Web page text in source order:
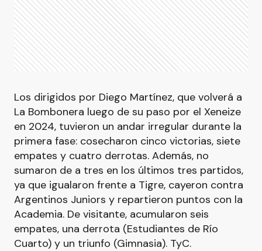
Los dirigidos por Diego Martínez, que volverá a
La Bombonera luego de su paso por el Xeneize
en 2024, tuvieron un andar irregular durante la
primera fase: cosecharon cinco victorias, siete
empates y cuatro derrotas. Además, no
sumaron de a tres en los últimos tres partidos,
ya que igualaron frente a Tigre, cayeron contra
Argentinos Juniors y repartieron puntos con la
Academia. De visitante, acumularon seis
empates, una derrota (Estudiantes de Río
Cuarto) y un triunfo (Gimnasia). TyC.